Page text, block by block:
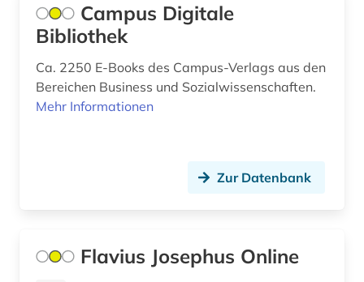
ausbildung (1)
ausgrabung (2)
ausstellung (3)
auswanderung (7)
Mecklenburg-Vorpommern (2)
Nordamerika (13)
Campus Digitale
Bibliothek
Ca. 2250 E-Books des Campus-Verlags aus den
Bereichen Business und Sozialwissenschaften.
Mehr Informationen
Zur Datenbank
Flavius Josephus Online